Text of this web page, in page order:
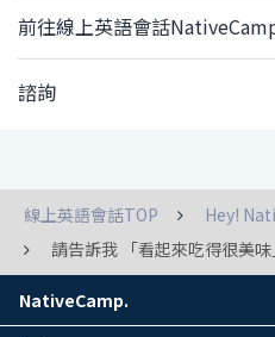
前往線上英語會話
諮詢
線上英語會話TOP
Hey!
請告訴我 「看起來吃得很美味
NativeCamp.